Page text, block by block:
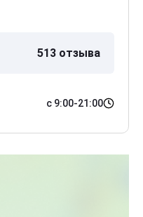
513 отзыва
с 9:00-21:00